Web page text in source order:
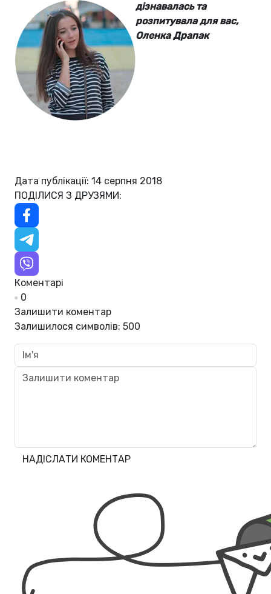
дізнавалась та
розпитувала для вас,
Оленка Драпак
Дата публікації: 14 серпня 2018
ПОДІЛИСЯ З ДРУЗЯМИ:
Коментарі
0
Залишити коментар
Залишилося символів: 500
НАДІСЛАТИ КОМЕНТАР